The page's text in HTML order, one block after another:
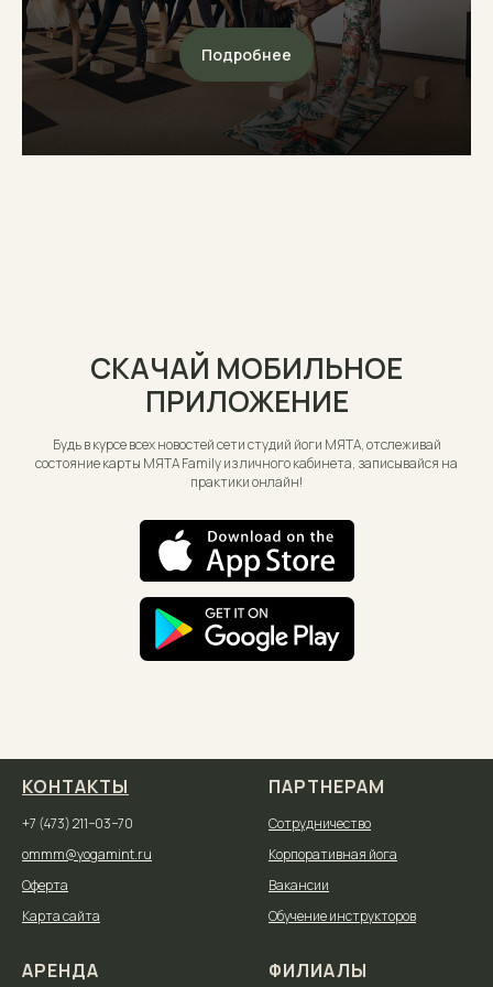
Подробнее
СКАЧАЙ МОБИЛЬНОЕ
ПРИЛОЖЕНИЕ
Будь в курсе всех новостей сети студий йоги МЯТА, отслеживай
состояние карты МЯТА Family из личного кабинета, записывайся на
практики онлайн!
КОНТАКТЫ
+7 (473) 211−03−70
ommm@yogamint.ru
Оферта
Карта сайта
ПАРТНЕРАМ
Сотрудничество
Корпоративная йога
Вакансии
Обучение инструкторов
АРЕНДА ФИЛИАЛЫ